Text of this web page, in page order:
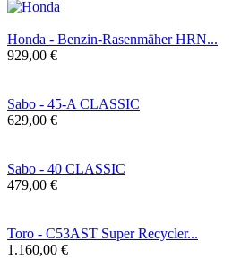
Honda - Benzin-Rasenmäher HRN...
929,00 €
Sabo - 45-A CLASSIC
629,00 €
Sabo - 40 CLASSIC
479,00 €
Toro - C53AST Super Recycler...
1.160,00 €